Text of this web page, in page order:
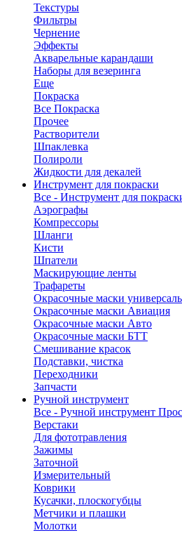
Текстуры
Фильтры
Чернение
Эффекты
Акварельные карандаши
Наборы для везеринга
Еще
Покраска
Все Покраска
Прочее
Растворители
Шпаклевка
Полироли
Жидкости для декалей
Инструмент для покраски
Все - Инструмент для
Аэрографы
Компрессоры
Шланги
Кисти
Шпатели
Маскирующие ленты
Трафареты
Окрасочные маски
Окрасочные маски Авиация
Окрасочные маски Авто
Окрасочные маски БТТ
Смешивание красок
Подставки, чистка
Переходники
Запчасти
Ручной инструмент
Все - Ручной инструмент
Верстаки
Для фототравления
Зажимы
Заточной
Измерительный
Коврики
Кусачки, плоскогубцы
Метчики и плашки
Молотки